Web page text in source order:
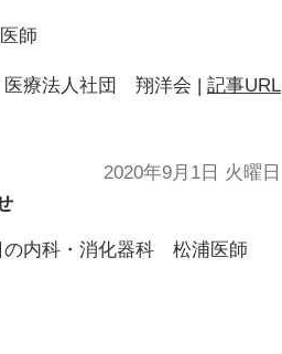
師
医療法人社団 翔洋会 | 記事URL
2020年9月1日 火曜日
の内科・消化器科 松浦医師